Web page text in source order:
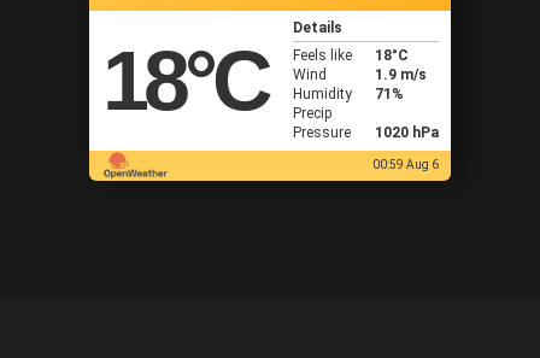
18°C
Details
Feels like
18°C
Wind
1.9 m/s
Humidity
71%
Precip
Pressure
1020 hPa
00:59 Aug 6